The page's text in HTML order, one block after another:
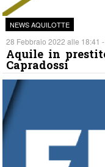
NEWS AQUILOTTE
28 Febbraio 2022 alle 18:41
Aquile in
Capradossi